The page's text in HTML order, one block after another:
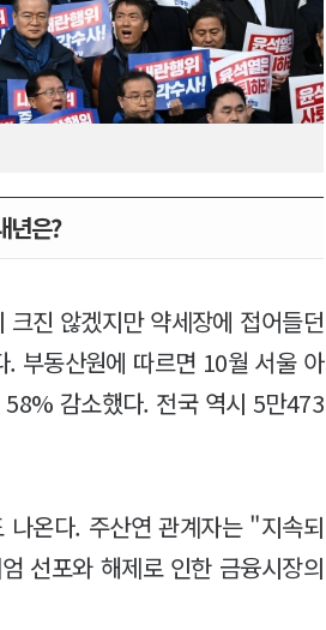
년은?
진 않겠지만 약세장에 접어들던
부동산원에 따르면 10월 서울 아
감소했다. 전국 역시 5만473
온다. 주산연 관계자는 "지속되
선포와 해제로 인한 금융시장의